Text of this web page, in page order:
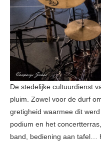
De stedelijke cultuurdienst
pluim. Zowel voor de durf
gretigheid waarmee dit
podium en het
band, bediening aan tafel…